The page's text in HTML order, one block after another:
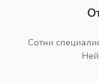
Сотни